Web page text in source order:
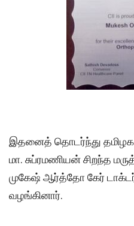
இதனைத் தொடர்ந்து தமிழக
மா. சுப்ரமணியன் சிறந்த
முகேஷ் ஆர்த்தோ கேர்
வழங்கினார்.